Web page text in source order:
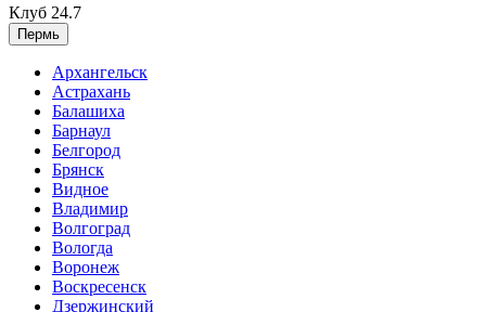
Клуб 24.7
Пермь
Архангельск
Астрахань
Балашиха
Барнаул
Белгород
Брянск
Видное
Владимир
Волгоград
Вологда
Воронеж
Воскресенск
Дзержинский